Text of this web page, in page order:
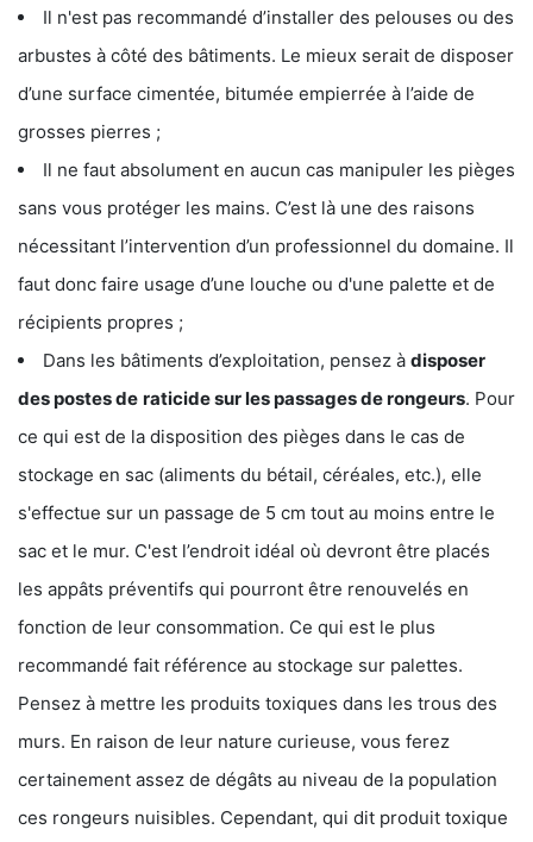
Il n'est pas recommandé d’installer des pelouses ou des
arbustes à côté des bâtiments. Le mieux serait de disposer
d’une surface cimentée, bitumée empierrée à l’aide de
grosses pierres ;
Il ne faut absolument en aucun cas manipuler les pièges
sans vous protéger les mains. C’est là une des raisons
nécessitant l’intervention d’un professionnel du domaine. Il
faut donc faire usage d’une louche ou d'une palette et de
récipients propres ;
Dans les bâtiments d’exploitation, pensez à disposer
des postes de raticide sur les passages de rongeurs. Pour
ce qui est de la disposition des pièges dans le cas de
stockage en sac (aliments du bétail, céréales, etc.), elle
s'effectue sur un passage de 5 cm tout au moins entre le
sac et le mur. C'est l’endroit idéal où devront être placés
les appâts préventifs qui pourront être renouvelés en
fonction de leur consommation. Ce qui est le plus
recommandé fait référence au stockage sur palettes.
Pensez à mettre les produits toxiques dans les trous des
murs. En raison de leur nature curieuse, vous ferez
certainement assez de dégâts au niveau de la population
ces rongeurs nuisibles. Cependant, qui dit produit toxique